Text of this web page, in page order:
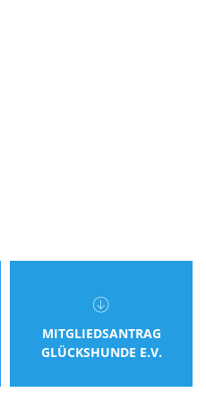
MITGLIEDSANTRAG
GLÜCKSHUNDE E.V.